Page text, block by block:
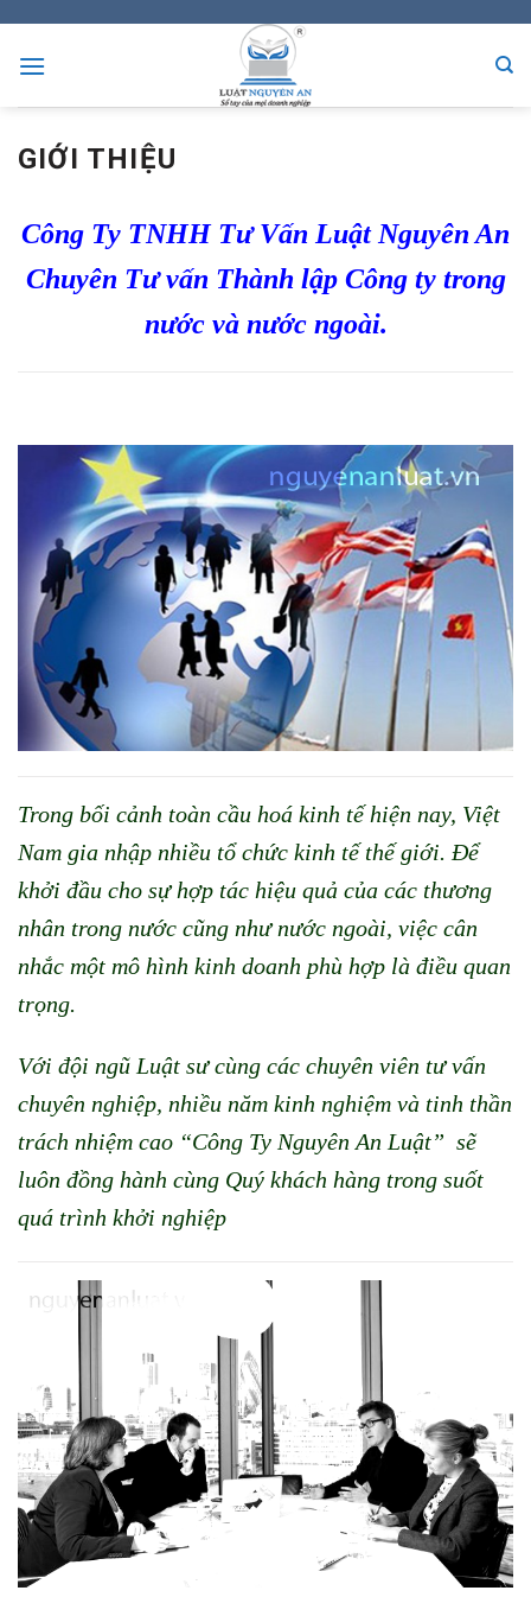
content
GIỚI THIỆU
Công Ty TNHH Tư Vấn Luật Nguyên An
Chuyên Tư vấn Thành lập Công ty trong
nước và nước ngoài.
Trong bối cảnh toàn cầu hoá kinh tế hiện nay, Việt
Nam gia nhập nhiều tổ chức kinh tế thế giới. Để
khởi đầu cho sự hợp tác hiệu quả của các thương
nhân trong nước cũng như nước ngoài, việc cân
nhắc một mô hình kinh doanh phù hợp là điều quan
trọng.
Với đội ngũ Luật sư cùng các chuyên viên tư vấn
chuyên nghiệp, nhiều năm kinh nghiệm và tinh thần
trách nhiệm cao “Công Ty Nguyên An Luật” sẽ
luôn đồng hành cùng Quý khách hàng trong suốt
quá trình khởi nghiệp